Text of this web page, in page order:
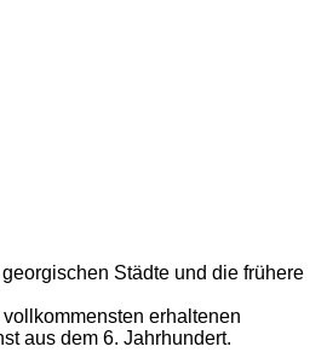
Städte und die frühere
erhaltenen
aus dem 6. Jahrhundert.